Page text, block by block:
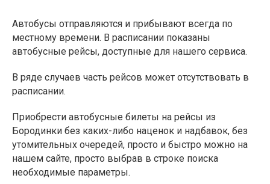
Автобусы отправляются и прибывают всегда по
местному времени. В расписании показаны
автобусные рейсы, доступные для нашего сервиса.
В ряде случаев часть рейсов может отсутствовать в
расписании.
Приобрести автобусные билеты на рейсы из
Бородинки без каких-либо наценок и надбавок, без
утомительных очередей, просто и быстро можно на
нашем сайте, просто выбрав в строке поиска
необходимые параметры.